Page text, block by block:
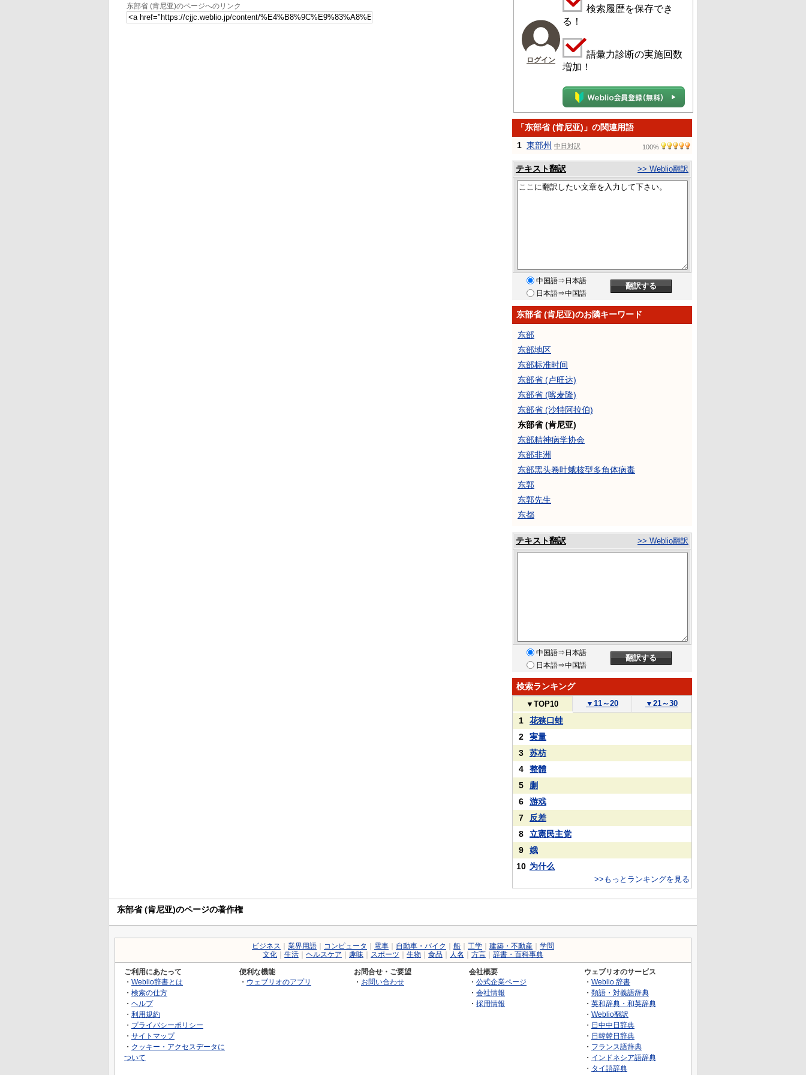
东部省 (肯尼亚)のページへのリンク
ログイン
検索履歴を保存でき
る！
語彙力診断の実施回数
増加！
「东部省 (肯尼亚)」の関連用語
1 東部州 中日対訳 100%
テキスト翻訳 >> Weblio翻訳
中国語⇒日本語
日本語⇒中国語
东部省 (肯尼亚)のお隣キーワード
东部
东部地区
东部标准时间
东部省 (卢旺达)
东部省 (喀麦隆)
东部省 (沙特阿拉伯)
东部省 (肯尼亚)
东部精神病学协会
东部非洲
东部黑头卷叶蛾核型多角体病毒
东郭
东郭先生
东都
テキスト翻訳 >> Weblio翻訳
中国語⇒日本語
日本語⇒中国語
検索ランキング
▼ TOP10 ▼ 11～20 ▼ 21～30
1
花狭口蛙
2
実量
3
苏枋
4
整體
5
蒯
6
游戏
7
反差
8
立憲民主党
9
娥
10 为什么
>>もっとランキングを見る
东部省 (肯尼亚)のページの著作権
ビジネス 業界用語 コンピュータ 電車 自動車・バイク 船 工学 建築・不動産
学問
文化
生活 ヘルスケア 趣味 スポーツ 生物 食品 人名 方言 辞書・百科事典
ご利用にあたって
・ Weblio辞書とは
・ 検索の仕方
・ ヘルプ
・ 利用規約
・ プライバシーポリシー
・ サイトマップ
・ クッキー・アクセスデータに
ついて
便利な機能
・ ウェブリオのアプリ
お問合せ・ご要望
・ お問い合わせ
会社概要
・ 公式企業ページ
・ 会社情報
・ 採用情報
ウェブリオのサービス
・ Weblio 辞書
・ 類語・対義語辞典
・ 英和辞典・和英辞典
・ Weblio翻訳
・ 日中中日辞典
・ 日韓韓日辞典
・ フランス語辞典
・ インドネシア語辞典
・ タイ語辞典